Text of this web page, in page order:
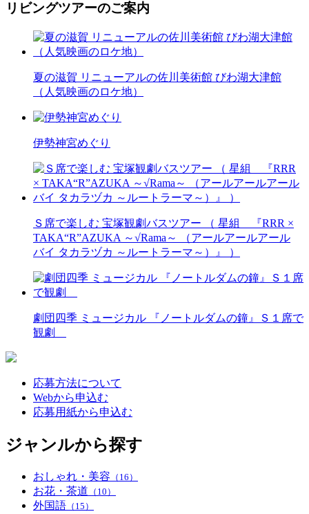
リビングツアーのご案内
夏の滋賀 リニューアルの佐川美術館 びわ湖大津館
（人気映画のロケ地）
伊勢神宮めぐり
Ｓ席で楽しむ 宝塚観劇バスツアー （ 星組 『RRR ×
TAKA“R”AZUKA ～√Rama～ （アールアールアール
バイ タカラヅカ ～ルートラーマ～）』 ）
劇団四季 ミュージカル 『ノートルダムの鐘』Ｓ１席で
観劇
応募方法について
Webから申込む
応募用紙から申込む
ジャンルから探す
おしゃれ・美容 （16）
お花・茶道 （10）
外国語 （15）